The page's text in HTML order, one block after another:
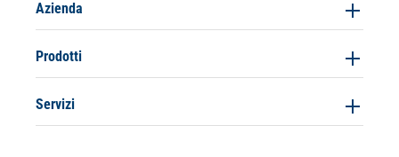
Azienda
Prodotti
Servizi